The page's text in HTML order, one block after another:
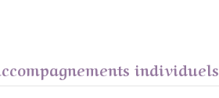
individuels